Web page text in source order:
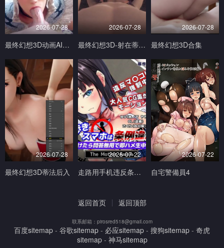
2026-07-28
最终幻想3D动画AI生成完美画质
2026-07-28
最终幻想3D-射在蒂法的奶子小穴和嘴上V
2026-07-28
最终幻想3D合集
2026-07-28
最终幻想3D蒂法后入
2026-07-22
走路用手机违反条例发现到就问答无用马上无套抽插中出TheMotionAnimed_177879
2026-07-22
自宅警備員4
返回首页 返回顶部
联系邮箱：pirosred518@gmail.com
百度sitemap - 谷歌sitemap - 必应sitemap - 搜狗sitemap - 奇虎
sitemap- 神马sitemap